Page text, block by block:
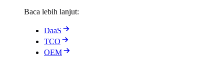
Baca lebih lanjut:
DaaS
TCO
OEM